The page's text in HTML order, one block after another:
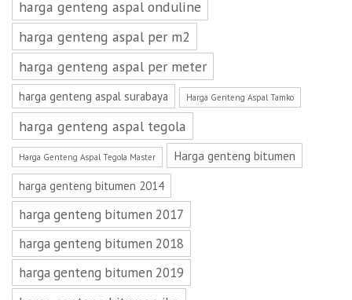
harga genteng aspal onduline
harga genteng aspal per m2
harga genteng aspal per meter
harga genteng aspal surabaya Harga Genteng Aspal Tamko
harga genteng aspal tegola
Harga Genteng Aspal Tegola Master Harga genteng bitumen
harga genteng bitumen 2014
harga genteng bitumen 2017
harga genteng bitumen 2018
harga genteng bitumen 2019